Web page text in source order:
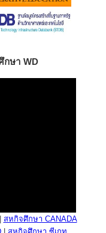
กษา WD
สหกิจศึกษา CANADA